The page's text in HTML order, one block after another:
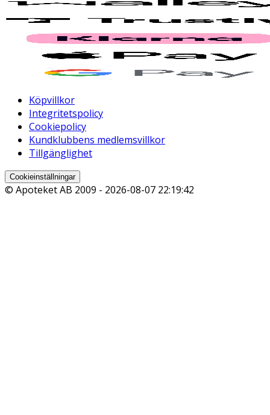
Köpvillkor
Integritetspolicy
Cookiepolicy
Kundklubbens medlemsvillkor
Tillgänglighet
Cookieinställningar
© Apoteket AB 2009 - 2026-08-07 22:19:42